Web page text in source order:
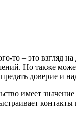
то – это
Но также
доверие и
имеет